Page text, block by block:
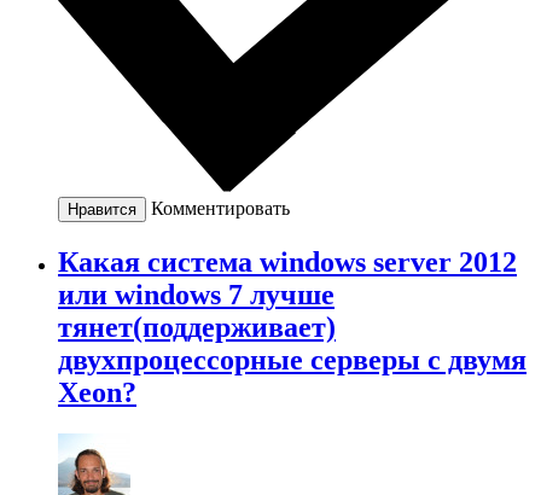
Нравится Комментировать
Какая система windows server 2012
или windows 7 лучше
тянет(поддерживает)
двухпроцессорные серверы с двумя
Xeon?